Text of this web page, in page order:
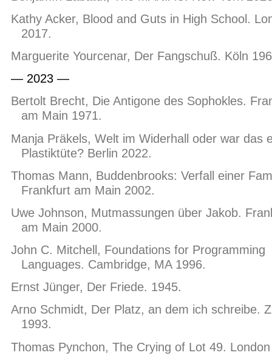
Kathy Acker, Blood and Guts in High School.
2017.
Marguerite Yourcenar, Der Fangschuß. Köln
— 2023 —
Bertolt Brecht, Die Antigone des Sophokles.
am Main 1971.
Manja Präkels, Welt im Widerhall oder war das
Plastiktüte? Berlin 2022.
Thomas Mann, Buddenbrooks: Verfall einer
Frankfurt am Main 2002.
Uwe Johnson, Mutmassungen über Jakob.
am Main 2000.
John C. Mitchell, Foundations for Programming
Languages. Cambridge, MA 1996.
Ernst Jünger, Der Friede. 1945.
Arno Schmidt, Der Platz, an dem ich schreibe.
1993.
Thomas Pynchon, The Crying of Lot 49.